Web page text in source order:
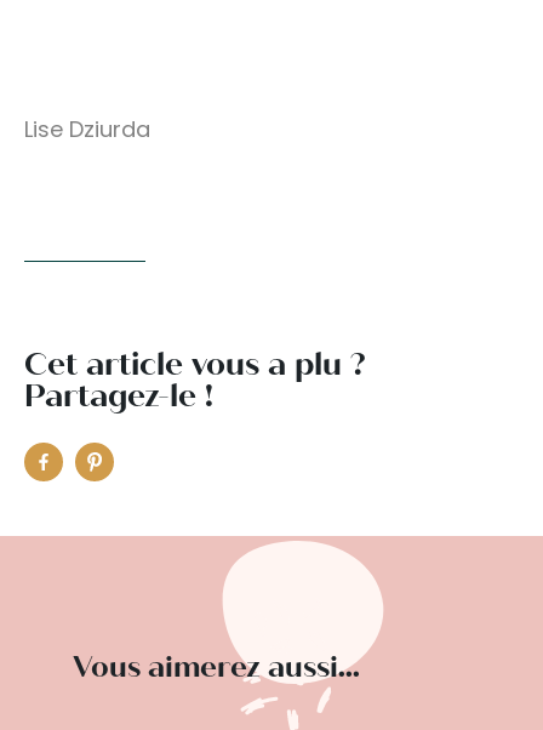
Lise Dziurda
Cet article vous a plu ?
Partagez-le !
Vous aimerez aussi...